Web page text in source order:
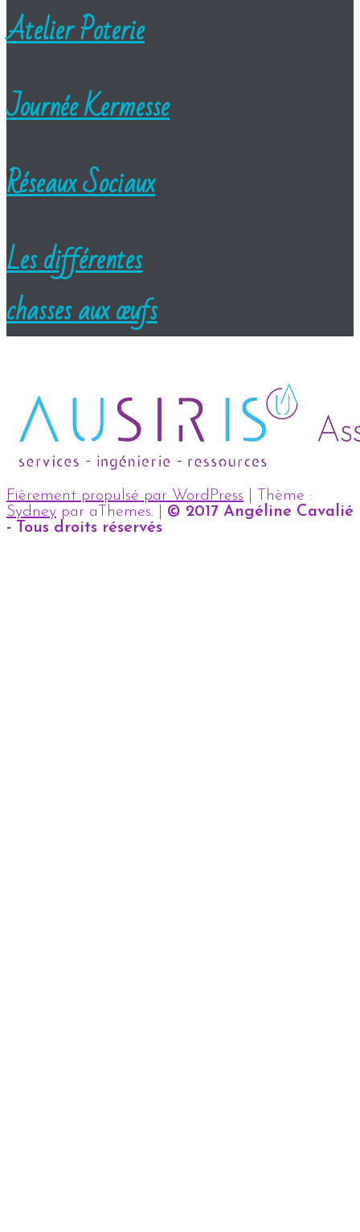
Atelier Poterie
Journée Kermesse
Réseaux Sociaux
Les différentes
chasses aux œufs
Fièrement propulsé par WordPress
Thème :
Sydney par aThemes.
© 2017 Angéline Cavalié
- Tous droits réservés